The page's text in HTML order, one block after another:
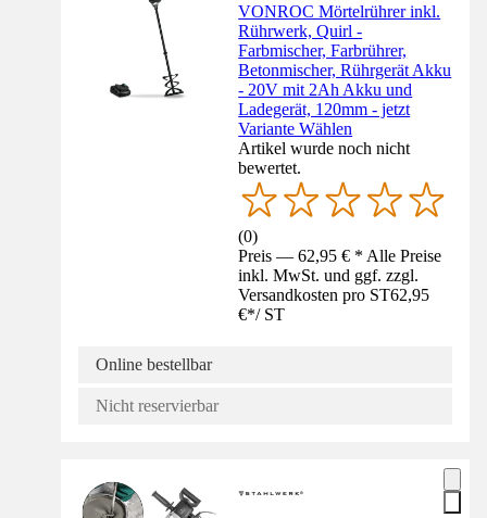
VONROC Mörtelrührer inkl.
Rührwerk, Quirl -
Farbmischer, Farbrührer,
Betonmischer, Rührgerät Akku
- 20V mit 2Ah Akku und
Ladegerät, 120mm - jetzt
Variante Wählen
Artikel wurde noch nicht
bewertet.
(0)
Preis — 62,95 € * Alle Preise
inkl. MwSt. und ggf. zzgl.
Versandkosten pro ST62,95
€*/ ST
Online bestellbar
Nicht reservierbar